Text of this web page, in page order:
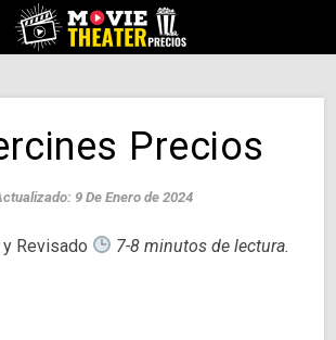
Precios
9 De Enero de 2024
Revisado 7-8 minutos de lectura.